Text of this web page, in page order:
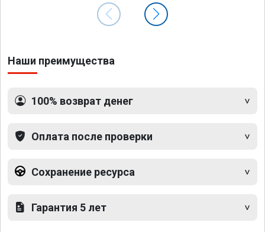
Наши преимущества
100% возврат денег
Оплата после проверки
Сохранение ресурса
Гарантия 5 лет